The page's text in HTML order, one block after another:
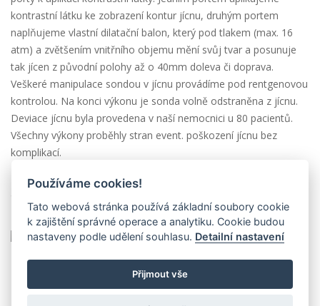
kontrastní látku ke zobrazení kontur jícnu, druhým portem
naplňujeme vlastní dilatační balon, který pod tlakem (max. 16
atm) a zvětšením vnitřního objemu mění svůj tvar a posunuje
tak jícen z původní polohy až o 40mm doleva či doprava.
Veškeré manipulace sondou v jícnu provádíme pod rentgenovou
kontrolou. Na konci výkonu je sonda volně odstraněna z jícnu.
Deviace jícnu byla provedena v naší nemocnici u 80 pacientů.
Všechny výkony proběhly stran event. poškození jícnu bez
komplikací.
Závěr: Deviace jícnu přináší další možnost v prevenci vzniku
Nevýhodou je potřeba provádět výkony v celkové anestezii.
Používáme cookies!
Tato webová stránka používá základní soubory cookie
k zajištění správné operace a analytiku. Cookie budou
nastaveny podle udělení souhlasu. Detailní nastavení
Přijmout vše